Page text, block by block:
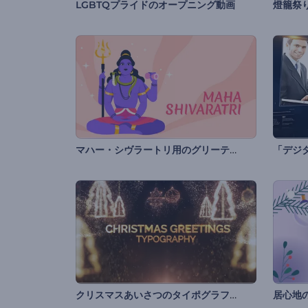
LGBTQプライドのオープニング動画 燈籠祭
マハー・シヴラートリ用のグリーティング動画 「デ
クリスマスあいさつのタイポグラフィ 居心地